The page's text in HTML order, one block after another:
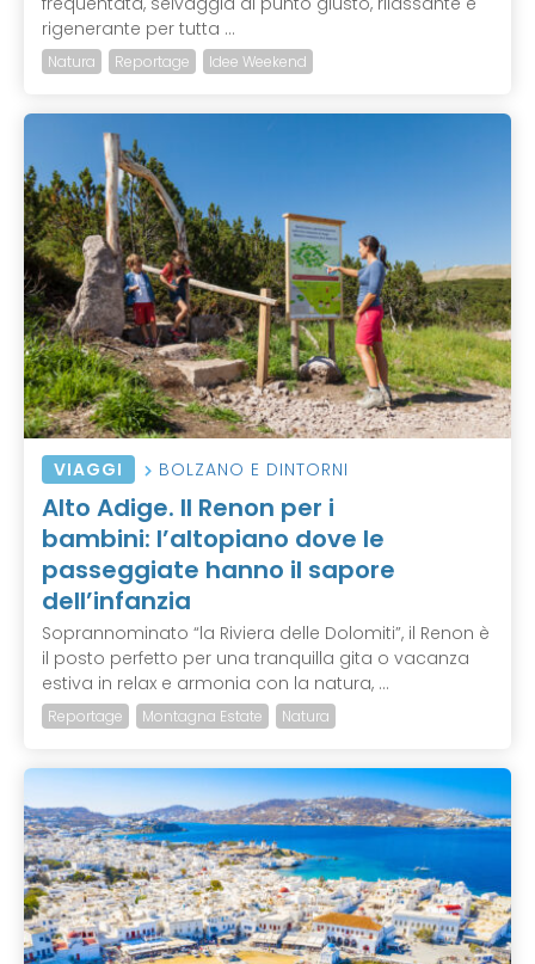
rigenerante per tutta ...
Natura Reportage Idee Weekend
VIAGGI BOLZANO E DINTORNI
Alto Adige. Il Renon per i
bambini: l’altopiano dove le
passeggiate hanno il sapore
dell’infanzia
Soprannominato “la Riviera delle Dolomiti”, il Renon è
il posto perfetto per una tranquilla gita o vacanza
estiva in relax e armonia con la natura, ...
Reportage Montagna Estate Natura